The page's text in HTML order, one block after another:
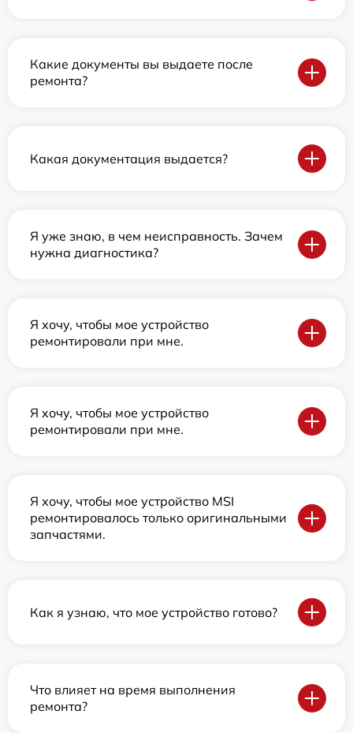
Какие документы вы выдаете после
ремонта?
Какая документация выдается?
Я уже знаю, в чем неисправность. Зачем
нужна диагностика?
Я хочу, чтобы мое устройство
ремонтировали при мне.
Я хочу, чтобы мое устройство
ремонтировали при мне.
Я хочу, чтобы мое устройство MSI
ремонтировалось только оригинальными
запчастями.
Как я узнаю, что мое устройство готово?
Что влияет на время выполнения
ремонта?